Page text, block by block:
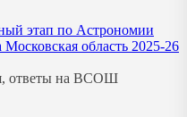
этап по Астрономии
Московская область 2025-26
ответы на ВСОШ